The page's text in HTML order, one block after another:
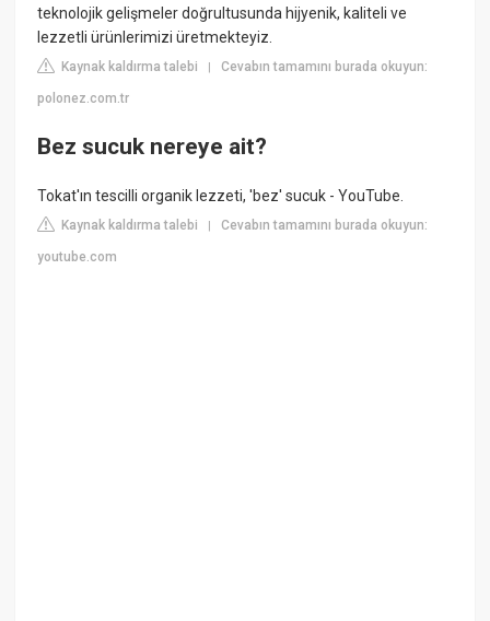
teknolojik gelişmeler doğrultusunda hijyenik, kaliteli ve
lezzetli ürünlerimizi üretmekteyiz.
Kaynak kaldırma talebi |Cevabın tamamını burada okuyun:
polonez.com.tr
Bez sucuk nereye ait?
Tokat'ın tescilli organik lezzeti, 'bez' sucuk - YouTube.
Kaynak kaldırma talebi |Cevabın tamamını burada okuyun:
youtube.com